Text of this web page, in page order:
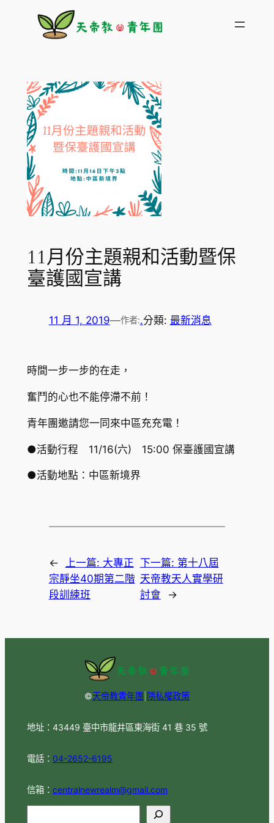
11月份主題親和活動暨保
臺護國宣講
11 月 1, 2019—作者:.分類: 最新消息
時間一步一步的在走，
奮鬥的心也不能停滯不前！
青年團邀請您一同來中區充充電！
●活動行程 11/16(六) 15:00 保臺護國宣講
●活動地點：中區新境界
← 上一篇: 大專正
宗靜坐40期第二階
段訓練班
下一篇: 第十八屆
天帝教天人實學研
討會
→
©天帝教青年團 隱私權政策
地址：43449 臺中市龍井區東海街 41 巷 35 號
電話： 04-2652-6195
信箱： centralnewrealm@gmail.com